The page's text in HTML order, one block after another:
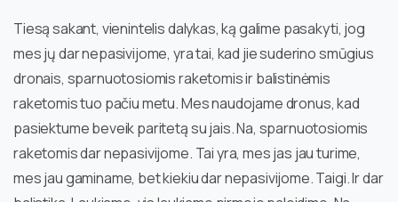
Tiesą sakant, vienintelis dalykas, ką galime pasakyti, jog
mes jų dar nepasivijome, yra tai, kad jie suderino smūgius
dronais, sparnuotosiomis raketomis ir balistinėmis
raketomis tuo pačiu metu. Mes naudojame dronus, kad
pasiektume beveik paritetą su jais. Na, sparnuotosiomis
raketomis dar nepasivijome. Tai yra, mes jas jau turime,
mes jau gaminame, bet kiekiu dar nepasivijome. Taigi. Ir dar